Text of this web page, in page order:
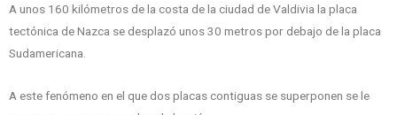
A unos 160 kilómetros de la costa de la ciudad de Valdivia la placa
tectónica de Nazca se desplazó unos 30 metros por debajo de la placa
Sudamericana.
A este fenómeno en el que dos placas contiguas se superponen se le